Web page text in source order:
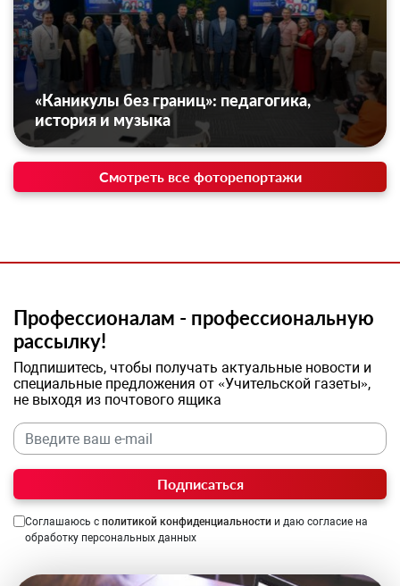
«Каникулы без границ»: педагогика,
история и музыка
Смотреть все фоторепортажи
Профессионалам - профессиональную
рассылку!
Подпишитесь, чтобы получать актуальные новости и
специальные предложения от «Учительской газеты»,
не выходя из почтового ящика
Подписаться
Соглашаюсь с политикой конфиденциальности и даю согласие на
обработку персональных данных